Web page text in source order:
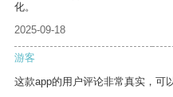
化。
2025-09-18
游客
这款app的用户评论非常真实，可